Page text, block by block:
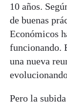
10 años.
de buenas
Económicos
funcionando.
una nueva
Pero la